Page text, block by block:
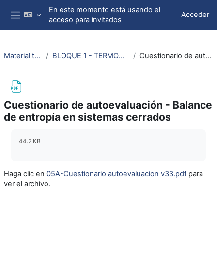
Salta al contenido principal
Panel lateral
En este momento está usando el
acceso para invitados
Acceder
Material termodinámica e ing. térmica BLOQUE 1 - TERMODINÁMICA: Tema 3. Segundo Principio de la Termodinámica Cuestionario de autoevaluación - Balance de entropía en sistemas cerrados
Cuestionario de autoevaluación - Balance
de entropía en sistemas cerrados
44.2 KB
Haga clic en 05A-Cuestionario autoevaluacion v33.pdf para
ver el archivo.